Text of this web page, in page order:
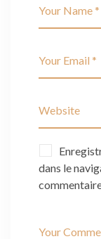
dans le